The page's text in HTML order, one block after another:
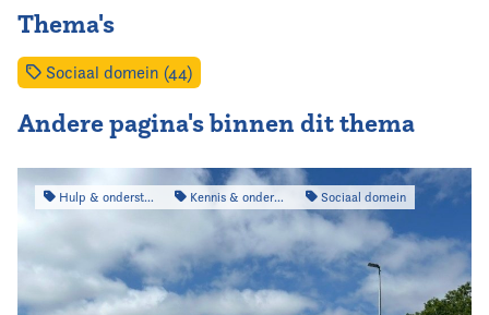
Thema's
Sociaal domein (44)
Andere pagina's binnen dit thema
Hulp & ondersteuning Kennis & onderzoek Sociaal domein